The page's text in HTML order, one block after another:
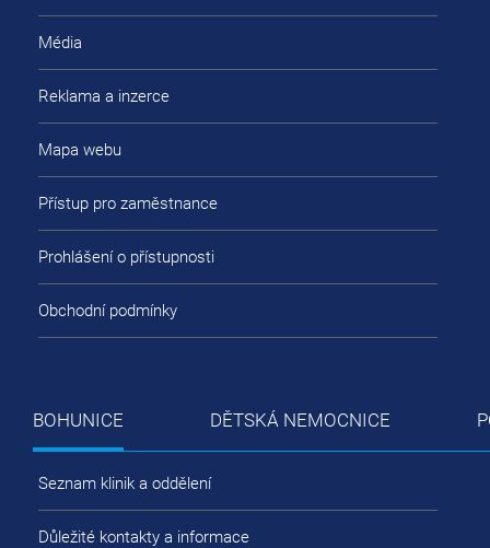
Média
Reklama a inzerce
Mapa webu
Přístup pro zaměstnance
Prohlášení o přístupnosti
Obchodní podmínky
BOHUNICE DĚTSKÁ NEMOCNICE
Seznam klinik a oddělení
Důležité kontakty a informace